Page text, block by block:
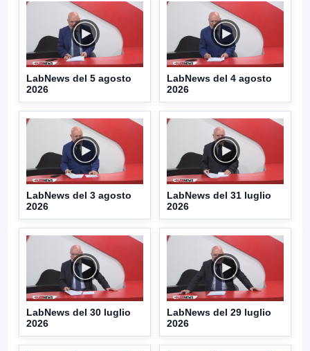
LabNews del 5 agosto
2026
LabNews del 4 agosto
2026
LabNews del 3 agosto
2026
LabNews del 31 luglio
2026
LabNews del 30 luglio
2026
LabNews del 29 luglio
2026